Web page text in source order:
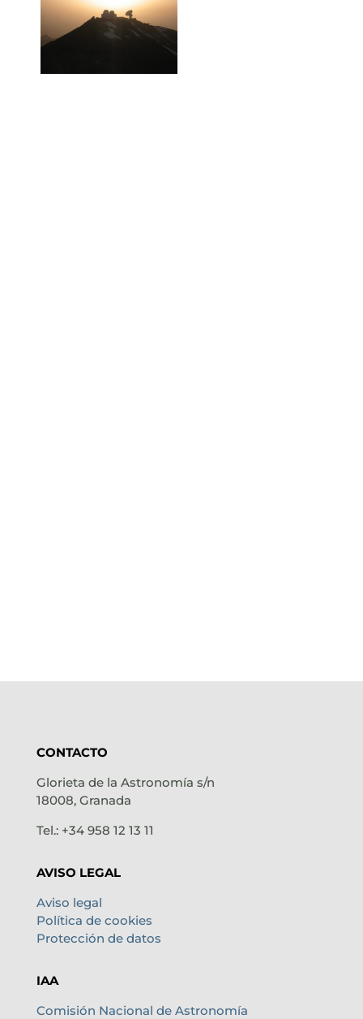
CONTACTO
Glorieta de la Astronomía s/n
18008, Granada
Tel.: +34 958 12 13 11
AVISO LEGAL
Aviso legal
Política de cookies
Protección de datos
IAA
Comisión Nacional de Astronomía